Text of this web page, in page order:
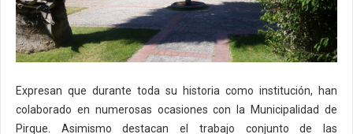
Expresan que durante toda su historia como institución, han
colaborado en numerosas ocasiones con la Municipalidad de
Pirque. Asimismo destacan el trabajo conjunto de las